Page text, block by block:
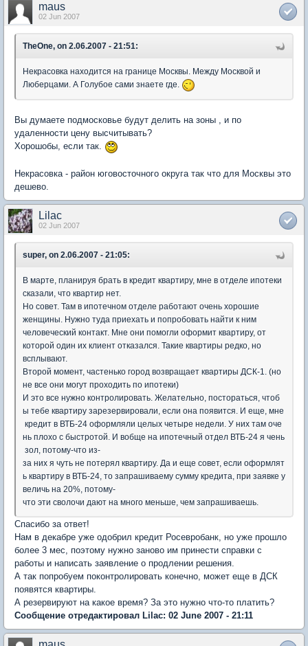
maus
02 Jun 2007
TheOne, on 2.06.2007 - 21:51:
Некрасовка находится на границе Москвы. Между Москвой и
Люберцами. А Голубое сами знаете где.
Вы думаете подмосковье будут делить на зоны , и по
удаленности цену высчитывать?
Хорошобы, если так.
Некрасовка - район юговосточного округа так что для Москвы это
дешево.
Lilac
02 Jun 2007
super, on 2.06.2007 - 21:05:
В марте, планируя брать в кредит квартиру, мне в отделе ипотеки
сказали, что квартир нет.
Но совет. Там в ипотечном отделе работают очень хорошие
женщины. Нужно туда приехать и попробовать найти к ним
человеческий контакт. Мне они помогли оформит квартиру, от
которой один их клиент отказался. Такие квартиры редко, но
всплывают.
Второй момент, частенько город возвращает квартиры ДСК-1. (но
не все они могут проходить по ипотеки)
И это все нужно контролировать. Желательно, постораться, чтоб
ы тебе квартиру зарезервировали, если она появится. И еще, мне
кредит в ВТБ-24 оформляли целых четыре недели. У них там оче
нь плохо с быстротой. И вобще на ипотечный отдел ВТБ-24 я чень
зол, потому-что из-
за них я чуть не потерял квартиру. Да и еще совет, если оформлят
ь квартиру в ВТБ-24, то запрашиваему сумму кредита, при заявке у
величь на 20%, потому-
что эти сволочи дают на много меньше, чем запрашиваешь.
Спасибо за ответ!
Нам в декабре уже одобрил кредит Росевробанк, но уже прошло
более 3 мес, поэтому нужно заново им принести справки с
работы и написать заявление о продлении решения.
А так попробуем поконтролировать конечно, может еще в ДСК
появятся квартиры.
А резервируют на какое время? За это нужно что-то платить?
Сообщение отредактировал Lilac: 02 June 2007 - 21:11